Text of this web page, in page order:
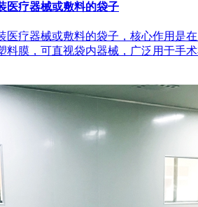
医疗器械或敷料的袋子
医疗器械或敷料的袋子，核心作用是
料膜，可直视袋内器械，广泛用于手